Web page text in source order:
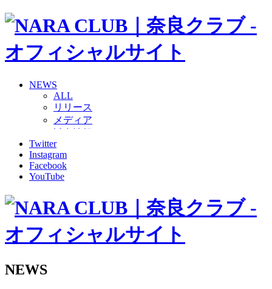
NEWS
ALL
リリース
メディア
グッズ
ファンコミュニティ
普及・育成
ホームタウン
その他
2026/27トップチーム
2026/27トップチームスタッフ
Twitter
Instagram
Facebook
YouTube
NEWS